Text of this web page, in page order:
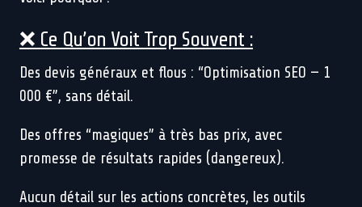
❌ Ce Qu’on Voit Trop Souvent :
Des devis généraux et flous : “Optimisation SEO — 1
000 €”, sans détail.
Des offres “magiques” à très bas prix, avec
promesse de résultats rapides (dangereux).
Aucun détail sur les actions concrètes, les outils